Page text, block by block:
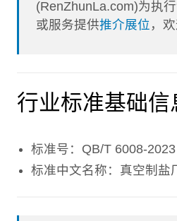
(RenZhunLa.com)为执
或服务提供推介展位 ，
行业标准基础信
标准号：QB/T 6008-2023
标准中文名称：真空制盐